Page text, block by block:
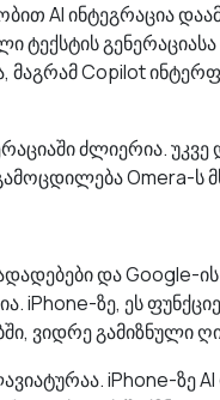
AI ინტეგრაცია
ტექსტის
მაგრამ Copilot
ძლიერია.
Omera-ს
და Google-
iPhone-ზე, ეს
ვიდრე
iPhone-ზე AI